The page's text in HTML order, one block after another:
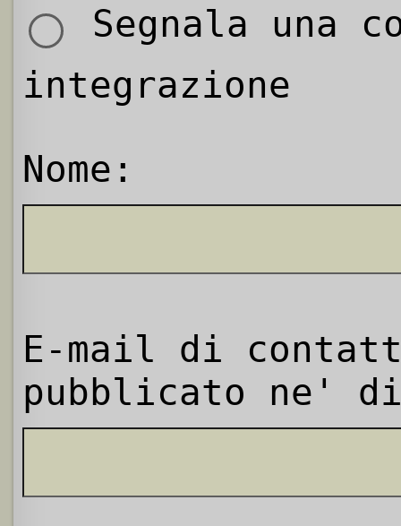
Segnala una
integrazione
Nome:
E-mail di
pubblicato ne'